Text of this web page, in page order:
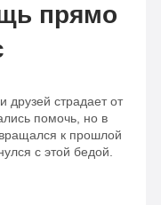
прямо
друзей страдает от
помочь, но в
к прошлой
с этой бедой.